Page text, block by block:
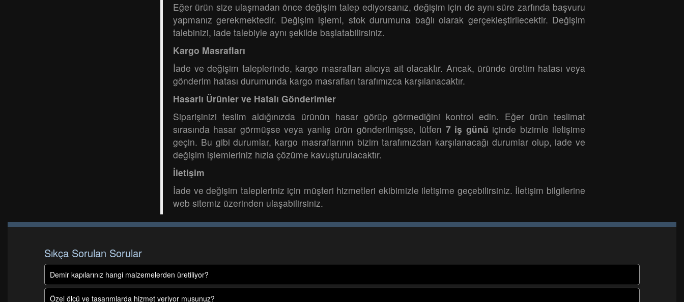
Eğer ürün size ulaşmadan önce değişim talep ediyorsanız, değişim için de aynı süre zarfında başvuru
yapmanız gerekmektedir. Değişim işlemi, stok durumuna bağlı olarak gerçekleştirilecektir. Değişim
talebinizi, iade talebiyle aynı şekilde başlatabilirsiniz.
Kargo Masrafları
İade ve değişim taleplerinde, kargo masrafları alıcıya ait olacaktır. Ancak, üründe üretim hatası veya
gönderim hatası durumunda kargo masrafları tarafımızca karşılanacaktır.
Hasarlı Ürünler ve Hatalı Gönderimler
Siparişinizi teslim aldığınızda ürünün hasar görüp görmediğini kontrol edin. Eğer ürün teslimat
sırasında hasar görmüşse veya yanlış ürün gönderilmişse, lütfen 7 iş günü içinde bizimle iletişime
geçin. Bu gibi durumlar, kargo masraflarının bizim tarafımızdan karşılanacağı durumlar olup, iade ve
değişim işlemleriniz hızla çözüme kavuşturulacaktır.
İletişim
İade ve değişim talepleriniz için müşteri hizmetleri ekibimizle iletişime geçebilirsiniz. İletişim bilgilerine
web sitemiz üzerinden ulaşabilirsiniz.
Sıkça Sorulan Sorular
Demir kapılarınız hangi malzemelerden üretiliyor?
Özel ölçü ve tasarımlarda hizmet veriyor musunuz?